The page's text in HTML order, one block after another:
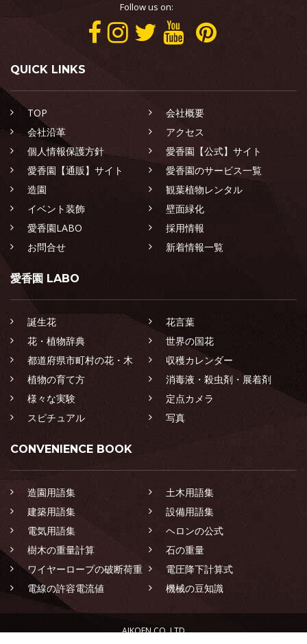
Follow us on:
QUICK LINKS
TOP
会社概要
会社沿革
アクセス
個人情報保護方針
愛香園【公式】サイト
愛香園【通販】サイト
愛香園のサービス一覧
造園
観葉植物レンタル
イベント装飾
壁面緑化
愛香園LABO
採用情報
お問合せ
新着情報一覧
愛香園 LABO
誕生花
花言葉
花・植物辞典
世界の国花
都道府県市町村の花・木
収穫カレンダー
植物の育て方
消毒液・殺虫剤・展着剤
様々な実験
定点カメラ
スピチュアル
写真
CONVENIENCE BOOK
造園用語集
土木用語集
建築用語集
設備用語集
電気用語集
ヘロンの公式
樹木の重量計算
石の重量
ワイヤーロープの破断荷重
電圧降下計算式
電線の許容電流値
機械の豆知識
AIKOEN CO.,LTD